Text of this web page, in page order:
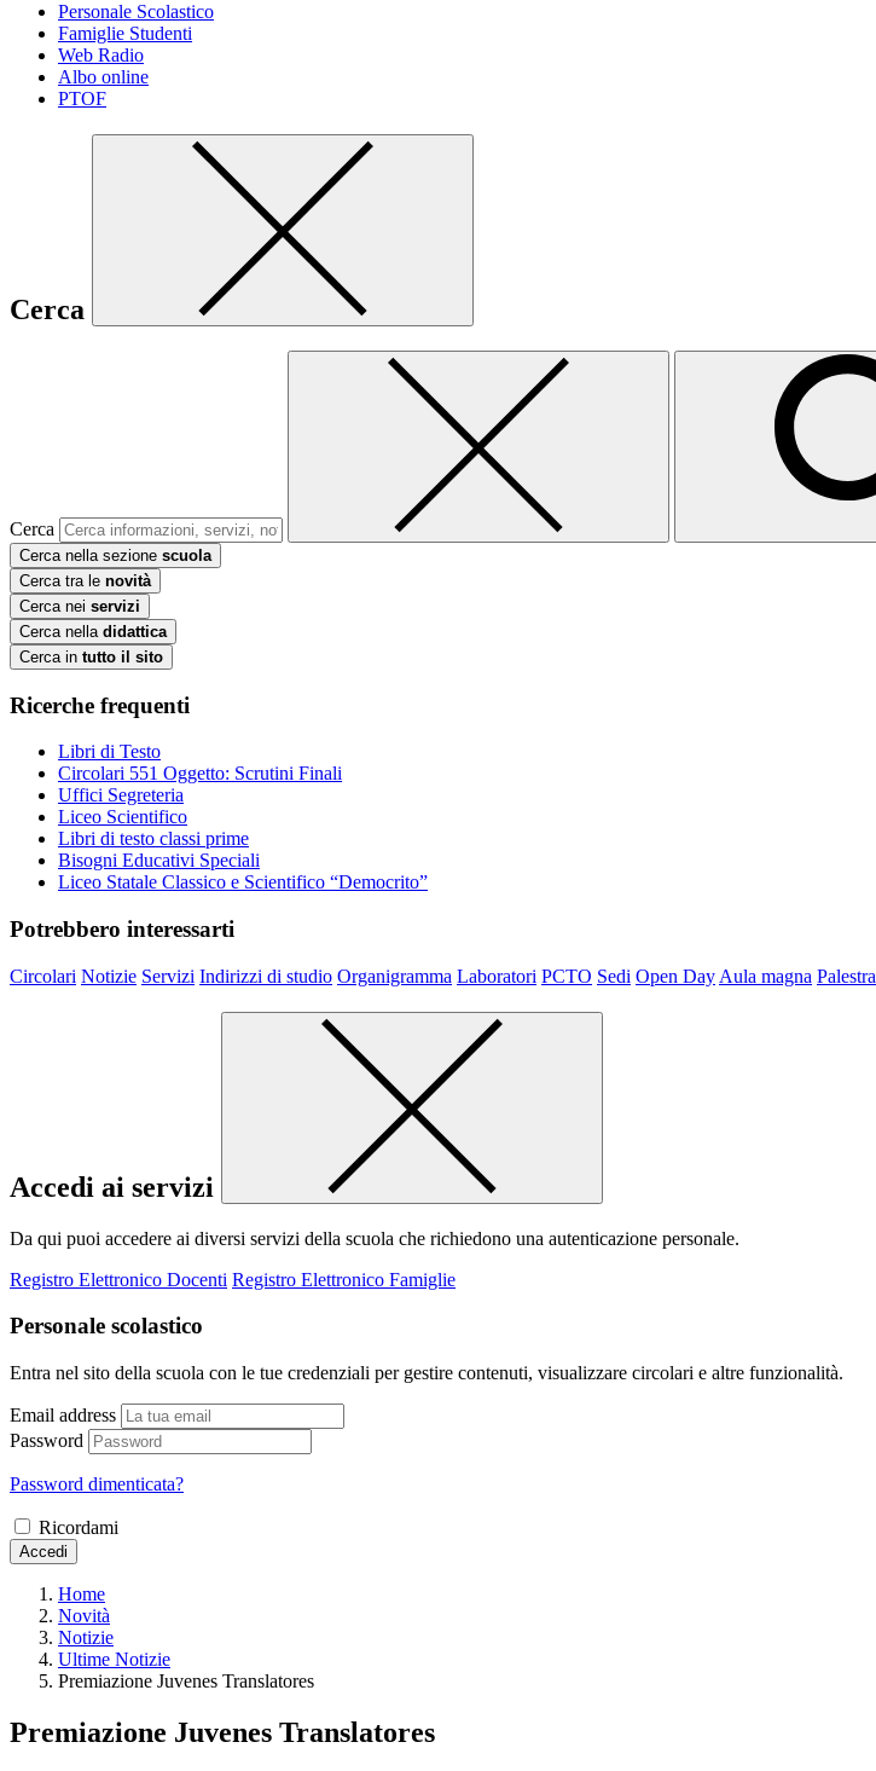
Personale Scolastico
Famiglie Studenti
Web Radio
Albo online
PTOF
Cerca
Cerca
Cerca nella sezione scuola
Cerca tra le novità
Cerca nei servizi
Cerca nella didattica
Cerca in tutto il sito
Ricerche frequenti
Libri di Testo
Circolari 551 Oggetto: Scrutini Finali
Uffici Segreteria
Liceo Scientifico
Libri di testo classi prime
Bisogni Educativi Speciali
Liceo Statale Classico e Scientifico “Democrito”
Potrebbero interessarti
Circolari Notizie Servizi Indirizzi di studio Organigramma Laboratori PCTO Sedi Open Day Aula magna Palestra
Accedi ai servizi
Da qui puoi accedere ai diversi servizi della scuola che richiedono una autenticazione personale.
Registro Elettronico Docenti Registro Elettronico Famiglie
Personale scolastico
Entra nel sito della scuola con le tue credenziali per gestire contenuti, visualizzare circolari e altre funzionalità.
Email address
Password
Password dimenticata?
Ricordami
Accedi
Home
Novità
Notizie
Ultime Notizie
Premiazione Juvenes Translatores
Premiazione Juvenes Translatores